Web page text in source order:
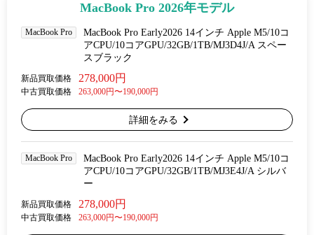
MacBook Pro 2026年モデル
MacBook Pro
MacBook Pro Early2026 14インチ Apple M5/10コ
アCPU/10コアGPU/32GB/1TB/MJ3D4J/A スペー
スブラック
新品買取価格 278,000円
中古買取価格 263,000円〜190,000円
詳細をみる
MacBook Pro
MacBook Pro Early2026 14インチ Apple M5/10コ
アCPU/10コアGPU/32GB/1TB/MJ3E4J/A シルバ
ー
新品買取価格 278,000円
中古買取価格 263,000円〜190,000円